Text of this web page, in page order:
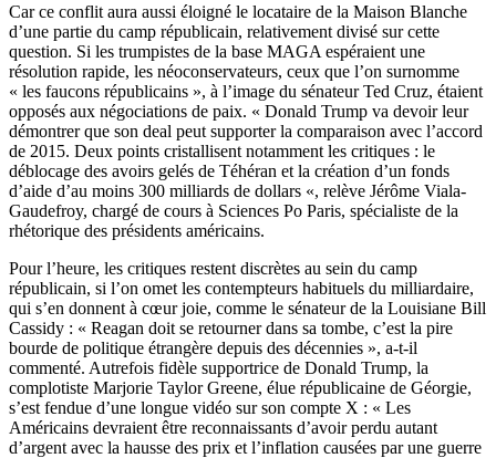
Car ce conflit aura aussi éloigné le locataire de la Maison Blanche
d’une partie du camp républicain, relativement divisé sur cette
question. Si les trumpistes de la base MAGA espéraient une
résolution rapide, les néoconservateurs, ceux que l’on surnomme
« les faucons républicains », à l’image du sénateur Ted Cruz, étaient
opposés aux négociations de paix. « Donald Trump va devoir leur
démontrer que son deal peut supporter la comparaison avec l’accord
de 2015. Deux points cristallisent notamment les critiques : le
déblocage des avoirs gelés de Téhéran et la création d’un fonds
d’aide d’au moins 300 milliards de dollars «, relève Jérôme Viala-
Gaudefroy, chargé de cours à Sciences Po Paris, spécialiste de la
rhétorique des présidents américains.
Pour l’heure, les critiques restent discrètes au sein du camp
républicain, si l’on omet les contempteurs habituels du milliardaire,
qui s’en donnent à cœur joie, comme le sénateur de la Louisiane Bill
Cassidy : « Reagan doit se retourner dans sa tombe, c’est la pire
bourde de politique étrangère depuis des décennies », a-t-il
commenté. Autrefois fidèle supportrice de Donald Trump, la
complotiste Marjorie Taylor Greene, élue républicaine de Géorgie,
s’est fendue d’une longue vidéo sur son compte X : « Les
Américains devraient être reconnaissants d’avoir perdu autant
d’argent avec la hausse des prix et l’inflation causées par une guerre